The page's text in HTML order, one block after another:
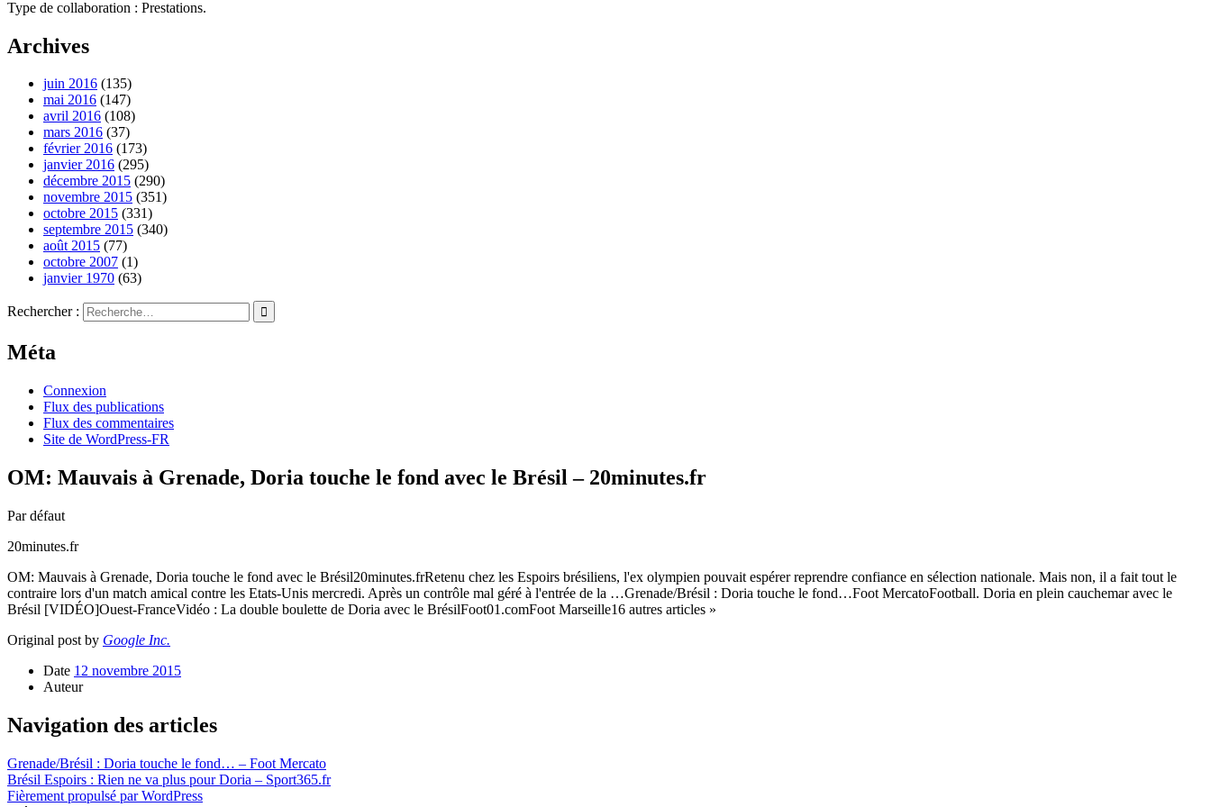
Type de collaboration : Prestations.
Archives
juin 2016 (135)
mai 2016 (147)
avril 2016 (108)
mars 2016 (37)
février 2016 (173)
janvier 2016 (295)
décembre 2015 (290)
novembre 2015 (351)
octobre 2015 (331)
septembre 2015 (340)
août 2015 (77)
octobre 2007 (1)
janvier 1970 (63)
Rechercher :
Méta
Connexion
Flux des publications
Flux des commentaires
Site de WordPress-FR
OM: Mauvais à Grenade, Doria touche le fond avec le Brésil – 20minutes.fr
Par défaut
20minutes.fr
OM: Mauvais à Grenade, Doria touche le fond avec le Brésil20minutes.frRetenu chez les Espoirs brésiliens, l'ex olympien pouvait espérer reprendre confiance en sélection nationale. Mais non, il a fait tout le
contraire lors d'un match amical contre les Etats-Unis mercredi. Après un contrôle mal géré à l'entrée de la …Grenade/Brésil : Doria touche le fond…Foot MercatoFootball. Doria en plein cauchemar avec le
Brésil [VIDÉO]Ouest-FranceVidéo : La double boulette de Doria avec le BrésilFoot01.comFoot Marseille16 autres articles »
Original post by Google Inc.
Date 12 novembre 2015
Auteur
Navigation des articles
Grenade/Brésil : Doria touche le fond… – Foot Mercato
Brésil Espoirs : Rien ne va plus pour Doria – Sport365.fr
Fièrement propulsé par WordPress